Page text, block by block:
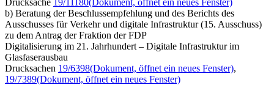
b) Beratung der Beschlussempfehlung und des Berichts des
Ausschusses für Verkehr und digitale Infrastruktur (15. Ausschuss)
zu dem Antrag der Fraktion der FDP
Digitalisierung im 21. Jahrhundert – Digitale Infrastruktur im
Glasfaserausbau
Drucksachen 19/6398(Dokument, öffnet ein neues Fenster),
19/7389(Dokument, öffnet ein neues Fenster)